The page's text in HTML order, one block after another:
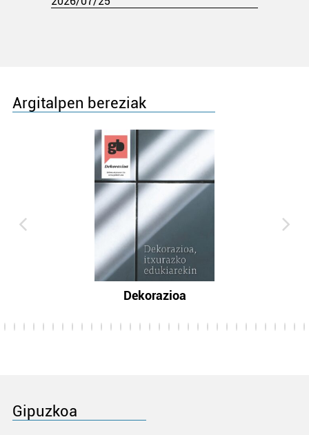
Argitalpen bereziak
Dekorazioa
Gipuzkoa